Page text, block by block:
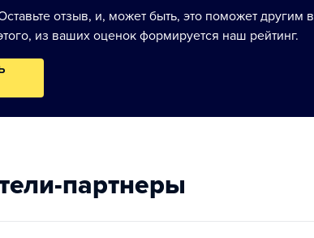
отзыв, и, может быть, это поможет другим в
из ваших оценок формируется наш рейтинг.
партнеры